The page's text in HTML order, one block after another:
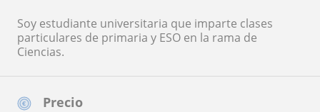
Precio
Soy estudiante universitaria que imparte clases
particulares de primaria y ESO en la rama de
Ciencias.